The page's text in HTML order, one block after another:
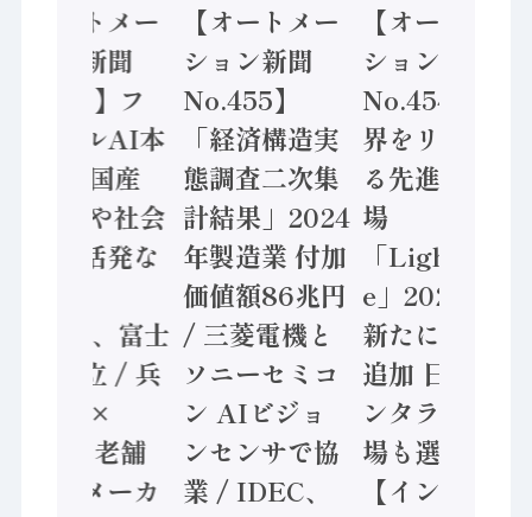
【オートメー
ション新聞
No.453】フ
ィジカルAI本
格化へ 国産
AI開発や社会
実装に活発な
Noetra、富士
通、日立 / 兵
神装備 ×
HMS、老舗
ポンプメーカ
【オートメー
ション新聞
No.455】
「経済構造実
態調査二次集
計結果」2024
年製造業 付加
価値額86兆円
/ 三菱電機と
ソニーセミコ
ン AIビジョ
ンセンサで協
業 / IDEC、
【オートメー
ション新聞
No.454】世
界をリードす
る先進的な工
場
「Lighthous
e」2026年は
新たに16工場
追加 日立ヴァ
ンタラ米国工
場も選出/
【インタビュ